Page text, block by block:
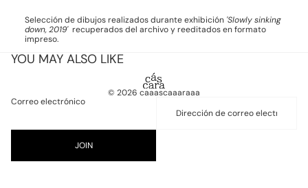
Selección de dibujos realizados durante exhibición 'Slowly sinking
down, 2019' recuperados del archivo y reeditados en formato
impreso.
YOU MAY ALSO LIKE
© 2026 caaascaaaraaa
Correo electrónico
JOIN